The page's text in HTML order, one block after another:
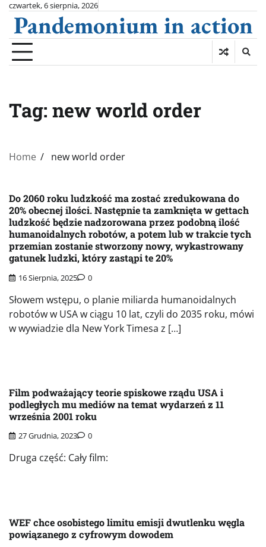
Skip
content
czwartek, 6 sierpnia, 2026
Pandemonium in action
Tag: new world order
Home new world order
Do 2060 roku ludzkość ma zostać zredukowana do
20% obecnej ilości. Następnie ta zamknięta w gettach
ludzkość będzie nadzorowana przez podobną ilość
humanoidalnych robotów, a potem lub w trakcie tych
przemian zostanie stworzony nowy, wykastrowany
gatunek ludzki, który zastąpi te 20%
16 Sierpnia, 2025 0
Słowem wstępu, o planie miliarda humanoidalnych
robotów w USA w ciągu 10 lat, czyli do 2035 roku, mówi
w wywiadzie dla New York Timesa z […]
Film podważający teorie spiskowe rządu USA i
podległych mu mediów na temat wydarzeń z 11
września 2001 roku
27 Grudnia, 2023 0
Druga część: Cały film:
WEF chce osobistego limitu emisji dwutlenku węgla
powiązanego z cyfrowym dowodem